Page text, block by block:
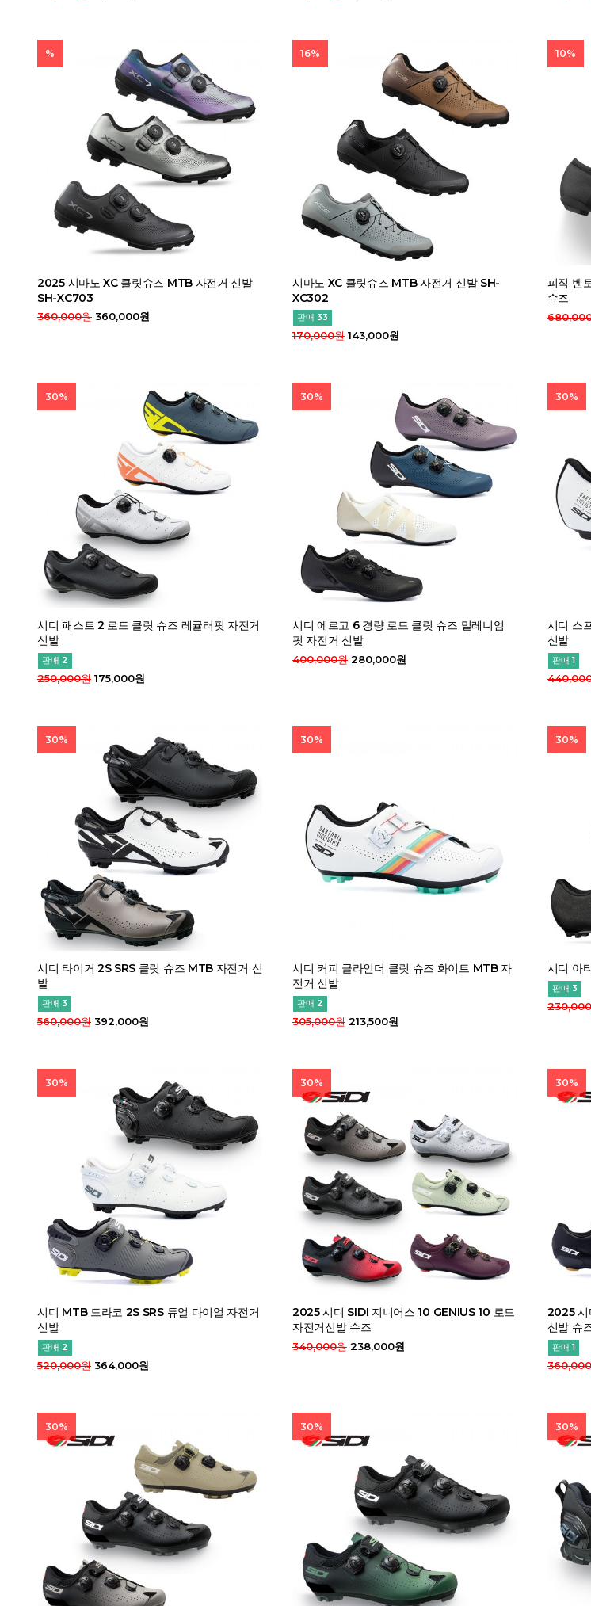
2025 시마노 XC 클릿슈즈 MTB 자전거 신발
SH-XC703
%
360,000원 360,000원
시마노 XC 클릿슈즈 MTB 자전거 신발 SH-
XC302
판매 33
16%
170,000원143,000원
피직 벤
슈즈
10%
시디 패스트 2 로드 클릿 슈즈 레귤러핏 자전거
신발
판매 2
30%
250,000원 175,000원
시디 에르고 6 경량 로드 클릿 슈즈 밀레니엄
핏 자전거 신발
30%
400,000원280,000원
시디 스
신발
판매 1
30%
시디 타이거 2S SRS 클릿 슈즈 MTB 자전거 신
발
판매 3
30%
560,000원 392,000원
시디 커피 글라인더 클릿 슈즈 화이트 MTB 자
전거 신발
판매 2
30%
305,000원213,500원
시디 아
판매 3
30%
시디 MTB 드라코 2S SRS 듀얼 다이얼 자전거
신발
판매 2
30%
520,000원 364,000원
2025 시디 SIDI 지니어스 10 GENIUS 10 로드
자전거신발 슈즈
30%
340,000원238,000원
2025 시
신발 슈
판매 1
30%
30% 30% 30%